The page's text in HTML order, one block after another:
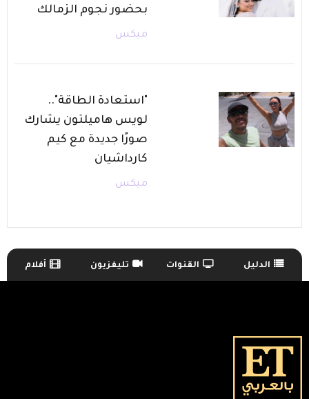
بحضور نجوم الزمالك
ميكس
"استعادة الطاقة"..
لويس هاميلتون يشارك
صورًا جديدة مع كيم
كارداشيان
ميكس
TV Guide Menu الدليل القنوات تليفزيون أفلام